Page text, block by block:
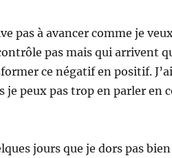
pas à avancer comme je
pas mais qui arrivent
ce négatif en positif.
je peux pas trop en parler en
jours que je dors pas